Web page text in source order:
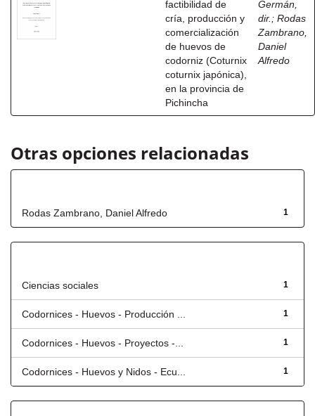
factibilidad de
cría, producción y
comercialización
de huevos de
codorniz (Coturnix
coturnix japónica),
en la provincia de
Pichincha
Germán,
dir. ; Rodas
Zambrano,
Daniel
Alfredo
Otras opciones relacionadas
1
Rodas Zambrano, Daniel Alfredo
1
Ciencias sociales
1
Codornices - Huevos - Producción ...
1
Codornices - Huevos - Proyectos -...
1
Codornices - Huevos y Nidos - Ecu...